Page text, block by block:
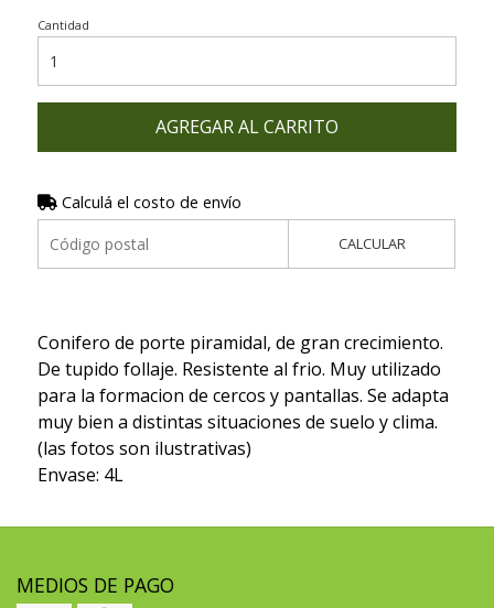
Cantidad
AGREGAR AL CARRITO
Calculá el costo de envío
CALCULAR
Conifero de porte piramidal, de gran crecimiento.
De tupido follaje. Resistente al frio. Muy utilizado
para la formacion de cercos y pantallas. Se adapta
muy bien a distintas situaciones de suelo y clima.
(las fotos son ilustrativas)
Envase: 4L
MEDIOS DE PAGO